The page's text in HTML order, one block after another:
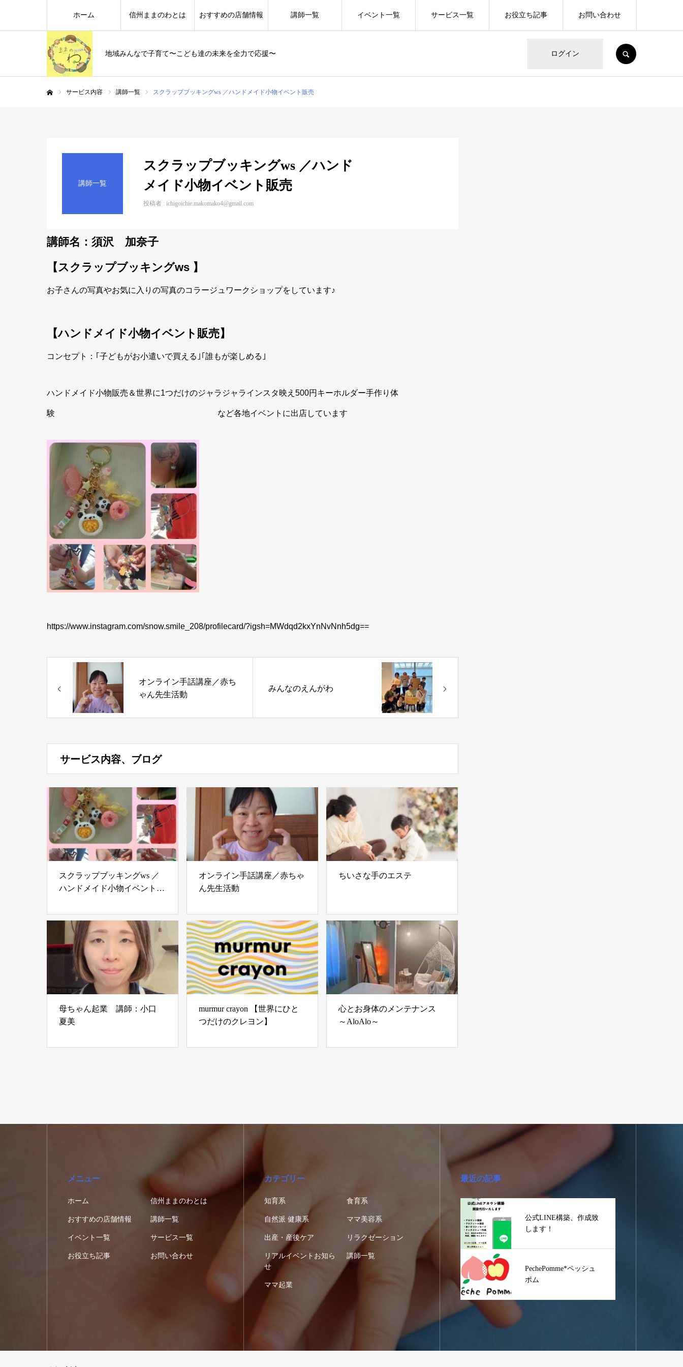
地域みんなで子育て〜こども達の未来を全力で応援〜 ログイン
ホーム 信州ままのわとは おすすめの店舗情報 講師一覧 イベント一覧 サービス一覧 お役立ち記事 お問い合わせ
サービス内容 講師一覧 スクラップブッキングws ／ハンドメイド小物イベント販売
講師一覧
スクラップブッキングws ／ハンド
メイド小物イベント販売
投稿者 : ichigoichie.makomako4@gmail.com
講師名：須沢 加奈子
【スクラップブッキングws 】
お子さんの写真やお気に入りの写真のコラージュワークショップをしています♪
【ハンドメイド小物イベント販売】
コンセプト：｢子どもがお小遣いで買える｣｢誰もが楽しめる｣
ハンドメイド小物販売＆世界に1つだけのジャラジャラインスタ映え500円キーホルダー手作り体
験 など各地イベントに出店しています
https://www.instagram.com/snow.smile_208/profilecard/?igsh=MWdqd2kxYnNvNnh5dg==
オンライン手話講座／赤ち
ゃん先生活動
みんなのえんがわ
サービス内容、ブログ
スクラップブッキングws ／
ハンドメイド小物イベント販
オンライン手話講座／赤ちゃ
ん先生活動
ちいさな手のエステ
母ちゃん起業 講師：小口
夏美
murmur crayon 【世界にひと
つだけのクレヨン】
心とお身体のメンテナンス
～AloAlo～
メニュー
ホーム 信州ままのわとは
おすすめの店舗情報 講師一覧
イベント一覧 サービス一覧
お役立ち記事 お問い合わせ
カテゴリー
知育系 食育系
自然派 健康系 ママ美容系
出産・産後ケア リラクゼーション
リアルイベントお知ら
せ
講師一覧
ママ起業
最近の記事
公式LINE構築、作成致
します！
PechePomme*ペッシュ
ポム